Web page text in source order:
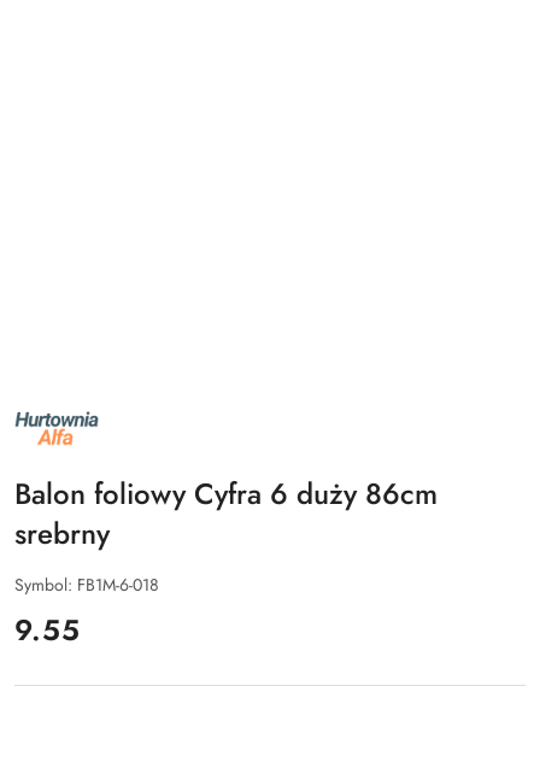
NAZWA
PRODUCENTA:
ALFA
Balon foliowy Cyfra 6 duży 86cm
srebrny
Symbol: FB1M-6-018
cena:
9.55